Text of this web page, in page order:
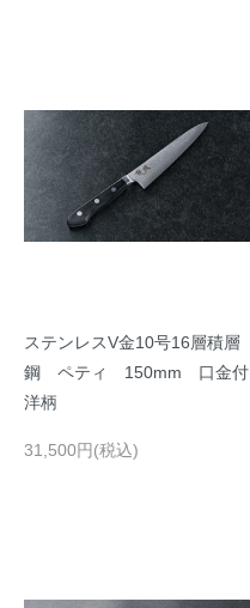
ステンレスV金10号16層積層
鋼 ペティ 150mm 口金付
洋柄
31,500円(税込)